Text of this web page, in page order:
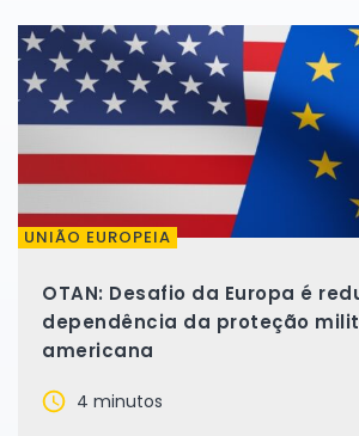
UNIÃO EUROPEIA
OTAN: Desafio da Europa é
dependência da proteção
americana
4 minutos